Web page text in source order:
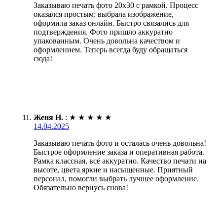
Заказываю печать фото 20х30 с рамкой. Процесс
оказался простым: выбрала изображение,
оформила заказ онлайн. Быстро связались для
подтверждения. Фото пришло аккуратно
упакованным. Очень довольна качеством и
оформлением. Теперь всегда буду обращаться
сюда!
Женя Н. : ★ ★ ★ ★ ★
14.04.2025
Заказываю печать фото и осталась очень довольна!
Быстрое оформление заказа и оперативная работа.
Рамка классная, всё аккуратно. Качество печати на
высоте, цвета яркие и насыщенные. Приятный
персонал, помогли выбрать лучшее оформление.
Обязательно вернусь снова!